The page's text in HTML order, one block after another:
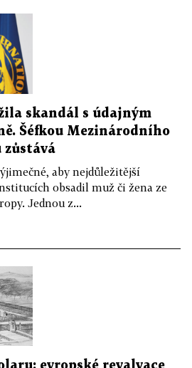
skandál s údajným
Šéfkou Mezinárodního
zůstává
aby nejdůležitější
obsadil muž či žena ze
Jednou z...